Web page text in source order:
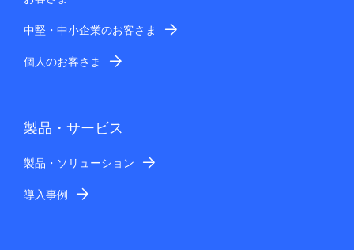
中堅・中小企業のお客さま
個人のお客さま
製品・サービス
製品・ソリューション
導入事例